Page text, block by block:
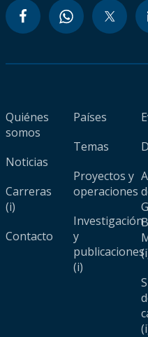
Quiénes
somos
Noticias
Carreras
(i)
Contacto
Países
Temas
Proyectos y
operaciones
Investigación
y
publicaciones
(i)